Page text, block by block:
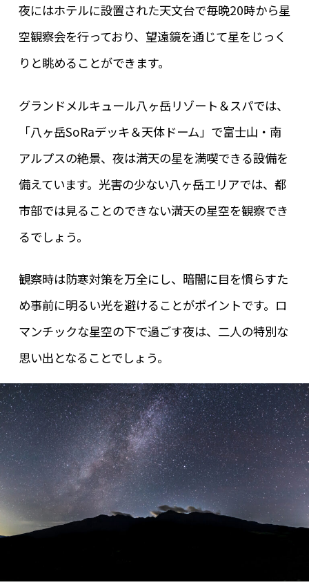
夜にはホテルに設置された天文台で毎晩20時から星
空観察会を行っており、望遠鏡を通じて星をじっく
りと眺めることができます。
グランドメルキュール八ヶ岳リゾート＆スパでは、
「八ヶ岳SoRaデッキ＆天体ドーム」で富士山・南
アルプスの絶景、夜は満天の星を満喫できる設備を
備えています。光害の少ない八ヶ岳エリアでは、都
市部では見ることのできない満天の星空を観察でき
るでしょう。
観察時は防寒対策を万全にし、暗闇に目を慣らすた
め事前に明るい光を避けることがポイントです。ロ
マンチックな星空の下で過ごす夜は、二人の特別な
思い出となることでしょう。